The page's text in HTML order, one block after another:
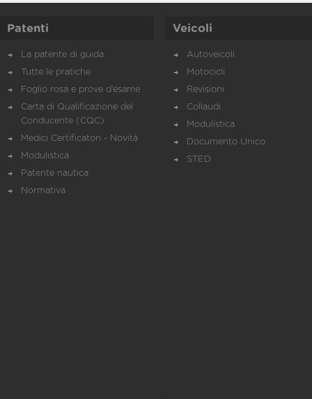
Patenti
La patente di guida
Tutte le pratiche
Foglio rosa e prove d’esame
Carta di Qualificazione del
Conducente (CQC)
Medici Certificatori - Novità
Modulistica
Patente nautica
Normativa
Veicoli
Autoveicoli
Motocicli
Revisioni
Collaudi
Modulistica
Documento Unico
STED